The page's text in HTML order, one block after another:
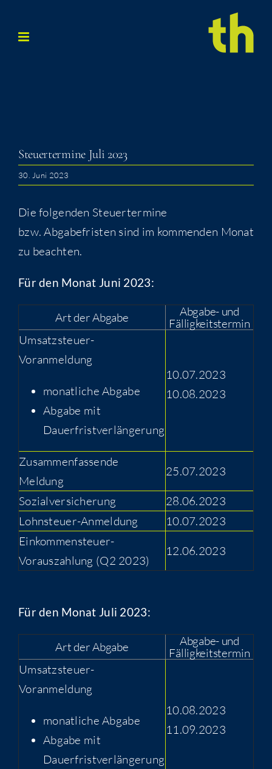
Inhalt
Steu­er­ter­mi­ne Juli 2023
30. Juni 2023
Die folgenden Steuertermine
bzw. Abgabefristen sind im kommenden Monat
zu beachten.
Für den Monat Juni 2023:
Art der Abgabe
Abgabe- und
Fälligkeitstermin
Umsatzsteuer-
Voranmeldung
monatliche Abgabe
Abgabe mit
Dauerfristverlängerung
10.07.2023
10.08.2023
Zusammenfassende
Meldung
25.07.2023
Sozialversicherung
28.06.2023
Lohnsteuer-Anmeldung
10.07.2023
Einkommensteuer-
Vorauszahlung (Q2 2023)
12.06.2023
Für den Monat Juli 2023:
Art der Abgabe
Abgabe- und
Fälligkeitstermin
Umsatzsteuer-
Voranmeldung
monatliche Abgabe
Abgabe mit
Dauerfristverlängerung
10.08.2023
11.09.2023